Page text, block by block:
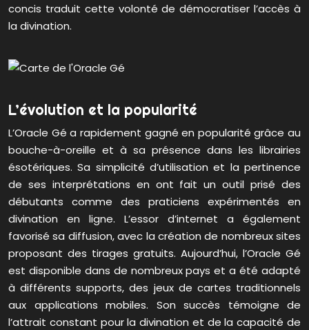
concis traduit cette volonté de démocratiser l’accès à
la divination.
L’évolution et la popularité
L’Oracle Gé a rapidement gagné en popularité grâce au
bouche-à-oreille et à sa présence dans les librairies
ésotériques. Sa simplicité d’utilisation et la pertinence
de ses interprétations en ont fait un outil prisé des
débutants comme des praticiens expérimentés en
divination en ligne. L’essor d’internet a également
favorisé sa diffusion, avec la création de nombreux sites
proposant des tirages gratuits. Aujourd’hui, l’Oracle Gé
est disponible dans de nombreux pays et a été adapté
à différents supports, des jeux de cartes traditionnels
aux applications mobiles. Son succès témoigne de
l’attrait constant pour la divination et de la capacité de